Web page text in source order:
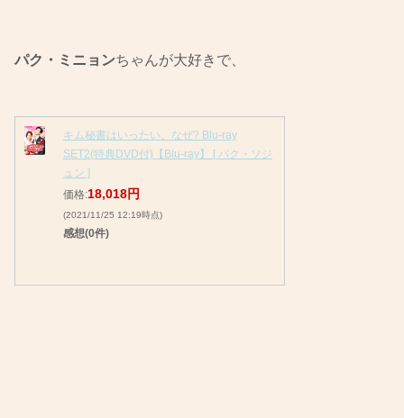
パク・ミニョンちゃんが大好きで、
キム秘書はいったい、なぜ? Blu-ray
SET2(特典DVD付)【Blu-ray】 [ パク・ソジ
ュン ]
価格:18,018円
(2021/11/25 12:19時点)
感想(0件)